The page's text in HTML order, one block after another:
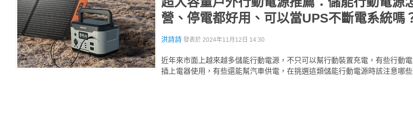
營、停電都好用、可以當UPS不斷電系統嗎
洪詩詩 發表於 2024年11月12日 14:30
近年來市面上越來越多儲能行動電源，不只可以幫行動裝置充電，有些行動
插上電器使用，有些還能幫汽車供電，在挑選這類儲能行動電源時該注意哪些